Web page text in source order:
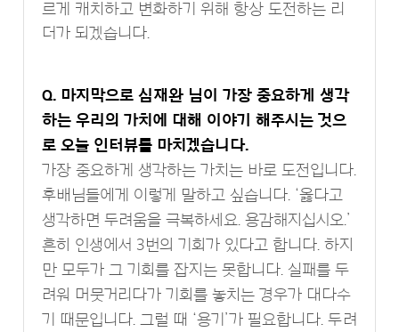
르게 캐치하고 변화하기 위해 항상 도전하는 리
더가 되겠습니다.
Q. 마지막으로 심재완 님이 가장 중요하게 생각
하는 우리의 가치에 대해 이야기 해주시는 것으
로 오늘 인터뷰를 마치겠습니다.
가장 중요하게 생각하는 가치는 바로 도전입니다.
후배님들에게 이렇게 말하고 싶습니다. ‘옳다고
생각하면 두려움을 극복하세요. 용감해지십시오.’
흔히 인생에서 3번의 기회가 있다고 합니다. 하지
만 모두가 그 기회를 잡지는 못합니다. 실패를 두
려워 머뭇거리다가 기회를 놓치는 경우가 대다수
기 때문입니다. 그럴 때 ‘용기’가 필요합니다. 두려